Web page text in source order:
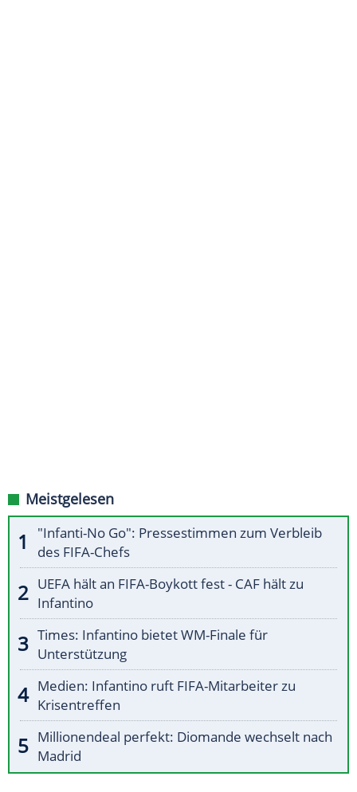
Meistgelesen
"Infanti-No Go": Pressestimmen zum Verbleib
des FIFA-Chefs
UEFA hält an FIFA-Boykott fest - CAF hält zu
Infantino
Times: Infantino bietet WM-Finale für
Unterstützung
Medien: Infantino ruft FIFA-Mitarbeiter zu
Krisentreffen
Millionendeal perfekt: Diomande wechselt nach
Madrid